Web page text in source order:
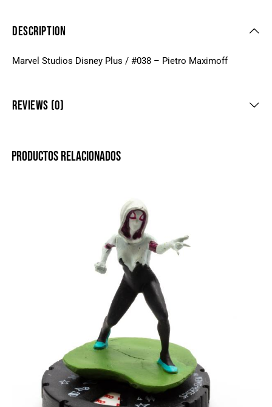
DESCRIPTION
Marvel Studios Disney Plus / #038 – Pietro Maximoff
REVIEWS (0)
PRODUCTOS RELACIONADOS